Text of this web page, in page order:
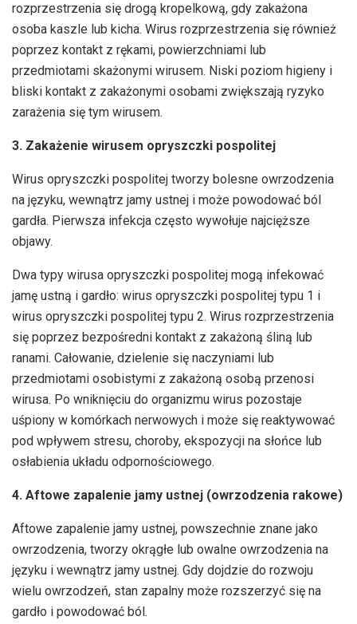
rozprzestrzenia się drogą kropelkową, gdy zakażona
osoba kaszle lub kicha. Wirus rozprzestrzenia się również
poprzez kontakt z rękami, powierzchniami lub
przedmiotami skażonymi wirusem. Niski poziom higieny i
bliski kontakt z zakażonymi osobami zwiększają ryzyko
zarażenia się tym wirusem.
3. Zakażenie wirusem opryszczki pospolitej
Wirus opryszczki pospolitej tworzy bolesne owrzodzenia
na języku, wewnątrz jamy ustnej i może powodować ból
gardła. Pierwsza infekcja często wywołuje najcięższe
objawy.
Dwa typy wirusa opryszczki pospolitej mogą infekować
jamę ustną i gardło: wirus opryszczki pospolitej typu 1 i
wirus opryszczki pospolitej typu 2. Wirus rozprzestrzenia
się poprzez bezpośredni kontakt z zakażoną śliną lub
ranami. Całowanie, dzielenie się naczyniami lub
przedmiotami osobistymi z zakażoną osobą przenosi
wirusa. Po wniknięciu do organizmu wirus pozostaje
uśpiony w komórkach nerwowych i może się reaktywować
pod wpływem stresu, choroby, ekspozycji na słońce lub
osłabienia układu odpornościowego.
4. Aftowe zapalenie jamy ustnej (owrzodzenia rakowe)
Aftowe zapalenie jamy ustnej, powszechnie znane jako
owrzodzenia, tworzy okrągłe lub owalne owrzodzenia na
języku i wewnątrz jamy ustnej. Gdy dojdzie do rozwoju
wielu owrzodzeń, stan zapalny może rozszerzyć się na
gardło i powodować ból.